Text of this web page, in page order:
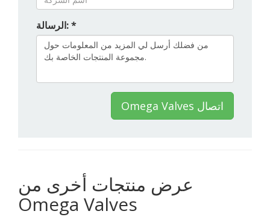
الرسالة: *
Omega Valves اتصال
عرض منتجات أخرى من
Omega Valves